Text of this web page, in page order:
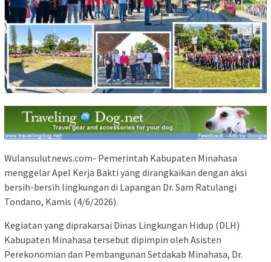
Wulansulutnews.com- Pemerintah Kabupaten Minahasa
menggelar Apel Kerja Bakti yang dirangkaikan dengan aksi
bersih-bersih lingkungan di Lapangan Dr. Sam Ratulangi
Tondano, Kamis (4/6/2026).
Kegiatan yang diprakarsai Dinas Lingkungan Hidup (DLH)
Kabupaten Minahasa tersebut dipimpin oleh Asisten
Perekonomian dan Pembangunan Setdakab Minahasa, Dr.